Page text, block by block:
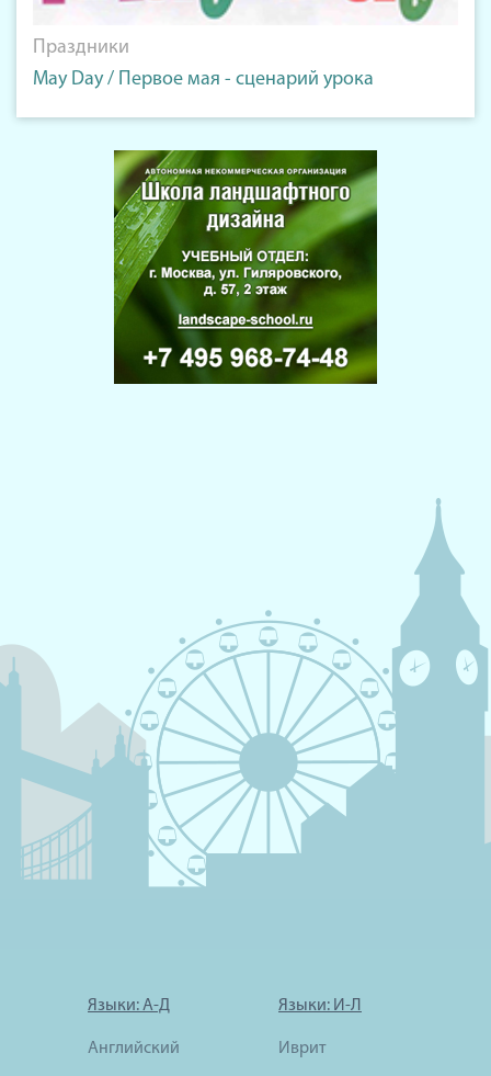
Праздники
May Day / Первое мая - сценарий урока
Языки: А-Д
Английский
Языки: И-Л
Иврит